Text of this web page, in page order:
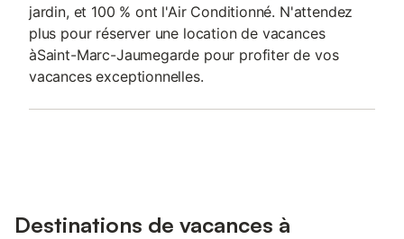
jardin, et 100 % ont l'Air Conditionné. N'attendez
plus pour réserver une location de vacances
àSaint-Marc-Jaumegarde pour profiter de vos
vacances exceptionnelles.
Destinations de vacances à